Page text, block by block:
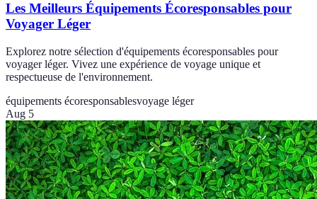
Les Meilleurs Équipements Écoresponsables pour
Voyager Léger
Explorez notre sélection d'équipements écoresponsables pour
voyager léger. Vivez une expérience de voyage unique et
respectueuse de l'environnement.
équipements écoresponsablesvoyage léger
Aug 5